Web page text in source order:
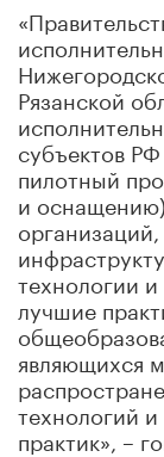
Рязанской
субъектов
пилотный
и
технологии
лучшие
являющихся
технологий
практик», –